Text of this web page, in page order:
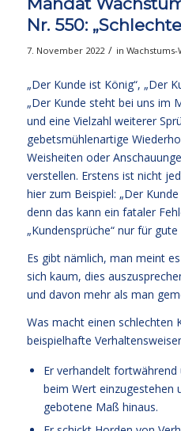
Nr. 550:
7. November 2022 / in
„Der Kunde ist König“, „Der
„Der Kunde steht bei uns im
und eine Vielzahl weiterer
gebetsmühlenartige
Weisheiten oder
verstellen. Erstens ist nicht
hier zum Beispiel: „Der
denn das kann ein fataler
„Kundensprüche“ nur für gute
Es gibt nämlich, man meint
sich kaum, dies
und davon mehr als man
Was macht einen schlechten
beispielhafte
Er verhandelt
beim Wert einzugestehen
gebotene Maß hinaus.